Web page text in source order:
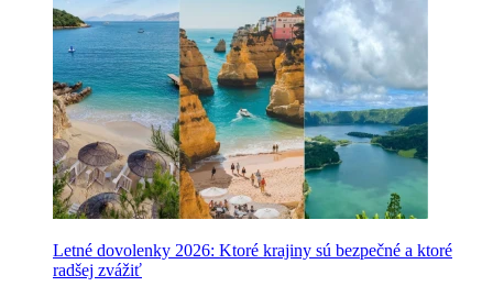
Letné dovolenky 2026: Ktoré krajiny sú bezpečné a ktoré
radšej zvážiť